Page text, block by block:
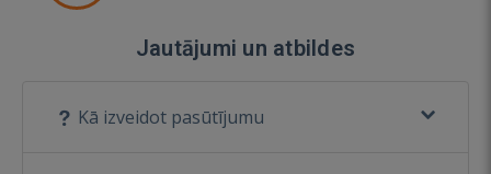
Jautājumi un atbildes
Kā izveidot pasūtījumu